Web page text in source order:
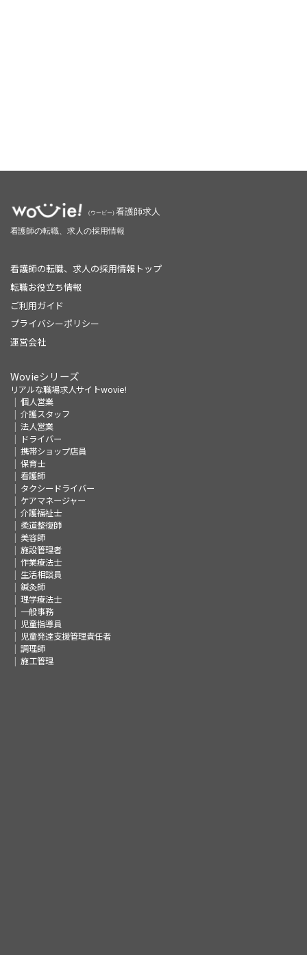
看護師の転職、求人の採用情報トップ
転職お役立ち情報
ご利用ガイド
プライバシーポリシー
運営会社
Wovieシリーズ
リアルな職場求人サイトwovie!
個人営業
介護スタッフ
法人営業
ドライバー
携帯ショップ店員
保育士
看護師
タクシードライバー
ケアマネージャー
介護福祉士
柔道整復師
美容師
施設管理者
作業療法士
生活相談員
鍼灸師
理学療法士
一般事務
児童指導員
児童発達支援管理責任者
調理師
施工管理